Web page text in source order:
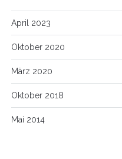
April 2023
Oktober 2020
März 2020
Oktober 2018
Mai 2014